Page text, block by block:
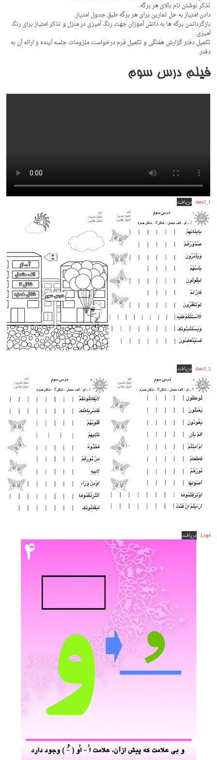
تذکر نوشتن نام بالای هر برگه.
دادن امتیاز به حل تمارین برای هر برگه طبق جدول امتیاز.
بازگرداندن برگه ها به دانش آموزان جهت رنگ آمیزی در منزل و تذکر امتیاز برای رنگ
آمیزی.
تکمیل دفتر گزارش هفتگی و تکمیل فرم درخواست ملزومات جلسه آینده و ارائه آن به
دفتر.
فیلم درس سوم
dars3_1 دریافت
dars3_2 دریافت
Log4 دریافت